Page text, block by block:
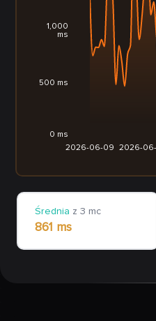
2026-06-09 2026-
0 ms
500 ms
1,000
ms
Średnia z 3 mc
861 ms